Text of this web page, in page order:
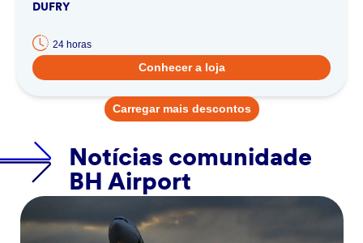
DUFRY
24 horas
Conhecer a loja
Carregar mais descontos
Notícias comunidade
BH Airport